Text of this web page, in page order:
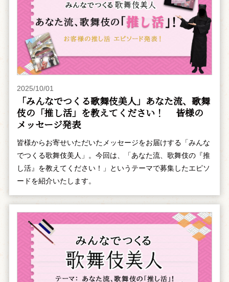
2025/10/01
「みんなでつくる歌舞伎美人」あなた流、歌舞
伎の「推し活」を教えてください！ 皆様の
メッセージ発表
皆様からお寄せいただいたメッセージをお届けする「みんな
でつくる歌舞伎美人」。今回は、「あなた流、歌舞伎の『推
し活』を教えてください！」というテーマで募集したエピソ
ードを紹介いたします。